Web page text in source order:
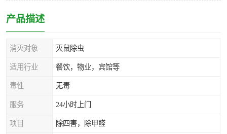
产品描述
消灭对象 灭鼠除虫
适用行业 餐饮，物业，宾馆等
毒性 无毒
服务 24小时上门
项目 除四害，除甲醛